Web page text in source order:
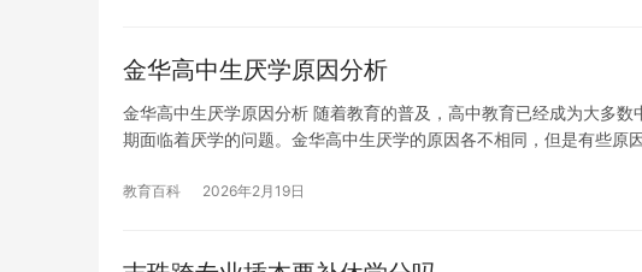
金华高中生厌学原因分析
金华高中生厌学原因分析 随着教育的普及，高中教育已经成为大多
期面临着厌学的问题。金华高中生厌学的原因各不相同，但是有些原
教育百科 2026年2月19日